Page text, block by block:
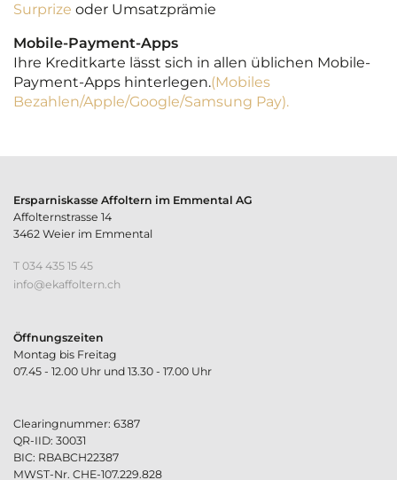
Surprize oder Umsatzprämie
Mobile-Payment-Apps
Ihre Kreditkarte lässt sich in allen üblichen Mobile-
Payment-Apps hinterlegen.(Mobiles
Bezahlen/Apple/Google/Samsung Pay).
Ersparniskasse Affoltern im Emmental AG
Affolternstrasse 14
3462 Weier im Emmental
T 034 435 15 45
nf
k ff lt rn ch
Öffnungszeiten
Montag bis Freitag
07.45 - 12.00 Uhr und 13.30 - 17.00 Uhr
Clearingnummer: 6387
QR-IID: 30031
BIC: RBABCH22387
MWST-Nr. CHE-107.229.828